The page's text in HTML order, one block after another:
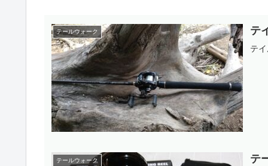
テールウォーク テ
テ
テールウォーク テ